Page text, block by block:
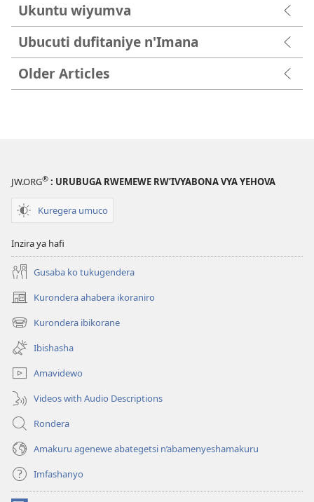
Ukuntu wiyumva
Ubucuti dufitaniye n'Imana
Older Articles
JW.ORG® : URUBUGA RWEMEWE RW’IVYABONA VYA YEHOVA
Kuregera umuco
Inzira ya hafi
Gusaba ko tukugendera
Kurondera ahabera ikoraniro
(opens
new
window)
Kurondera ibikorane
(opens
new
window)
Ibishasha
Amavidewo
Videos with Audio Descriptions
Rondera
Amakuru agenewe abategetsi n’abamenyeshamakuru
Imfashanyo